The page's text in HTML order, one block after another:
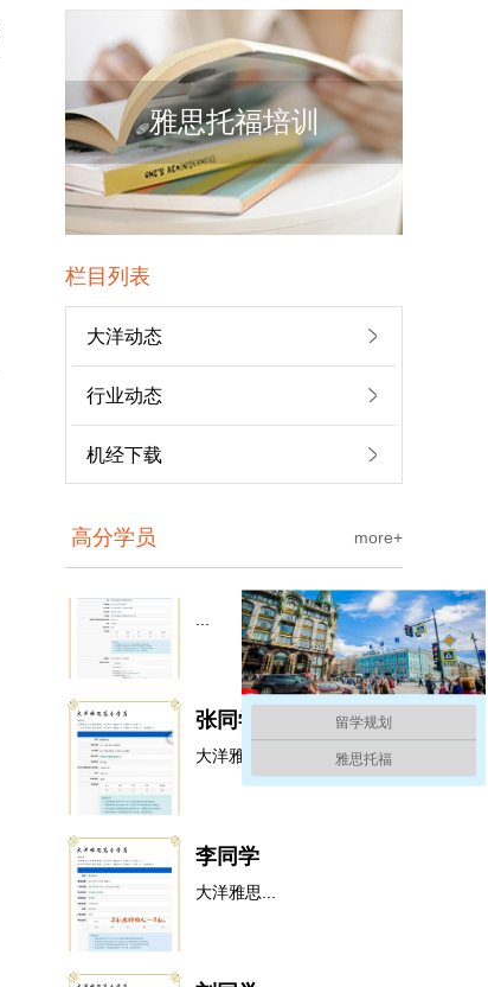
雅思托福培训
栏目列表
大洋动态
行业动态
机经下载
高分学员 more+
张同学
大洋雅思入学测评成...
大洋雅思...
托福90分冲刺套餐
留学规划
雅思托福